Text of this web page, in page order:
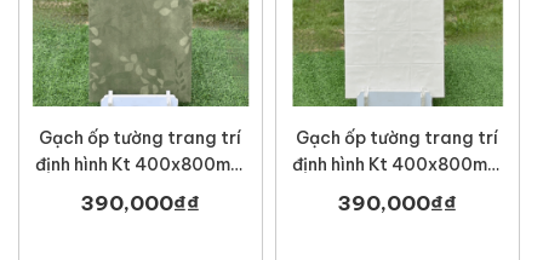
Gạch ốp tường trang trí
định hình Kt 400x800mm
390,000₫₫
Gạch ốp tường trang trí
định hình Kt 400x800mm
390,000₫₫